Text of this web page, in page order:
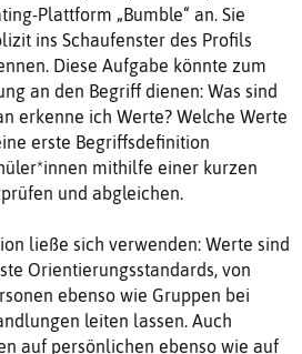
Plattform „Bumble“ an. Sie
ins Schaufenster des Profils
Diese Aufgabe könnte zum
an den Begriff dienen: Was sind
erkenne ich Werte? Welche Werte
erste Begriffsdefinition
mithilfe einer kurzen
und abgleichen.
ließe sich verwenden: Werte sind
Orientierungsstandards, von
ebenso wie Gruppen bei
leiten lassen. Auch
auf persönlichen ebenso wie auf